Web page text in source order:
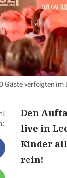
Gäste verfolgten
Den
live in
Kinder
rein!